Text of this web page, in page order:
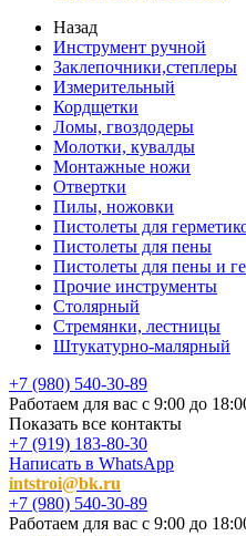
Назад
Инструмент ручной
Заклепочники,степлеры
Измерительный
Кордщетки
Ломы, гвоздодеры
Молотки, кувалды
Монтажные ножи
Отвертки
Пилы, ножовки
Пистолеты для
Пистолеты для пены
Пистолеты для пены и
Прочие инструменты
Столярный
Стремянки, лестницы
Штукатурно-малярный
+7 (980) 540-30-89
Работаем для вас с 9:00 до
Показать все контакты
+7 (919) 183-80-30
Написать в WhatsApp
intstroi@bk.ru
+7 (980) 540-30-89
Работаем для вас с 9:00 до